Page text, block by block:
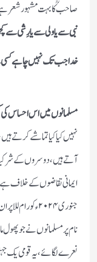
صاحب ؒ کا بہت مشہور شعر
نبی سے یاولی سے یا رِشی سے
خدا جب تک نہیں چاہے کسی
مسلمانوں میں اس احساس کی
نہیں کیا کیا تماشے کرتے
آتے ہیں، دوسروں کے
جنوری ۲۰۲۴ء کو
نام پر مسلمانوں نے جو
نعرے لگائے ، یہ قومی یک